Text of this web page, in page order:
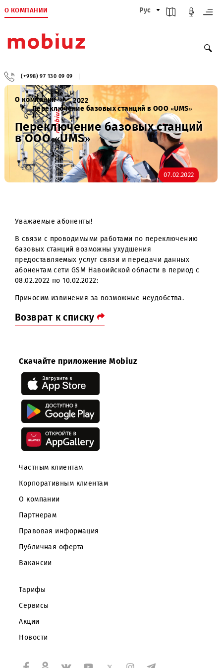
О КОМПАНИИ Рус
(+998) 97 130 09 09
О компании
2022
Переключение базовых станций в ООО «UMS»
Переключение базовых
в ООО «UMS»
Уважаемые абоненты!
В связи с проводимыми работами по переключению
базовых станций возможны ухудшения
абонентам сети GSM Навоийской области в период с
08.02.2022 по 10.02.2022:
Скачайте приложение Mobiuz
Частным клиентам
Корпоративным клиентам
Правовая информация
Публичная оферта
Вакансии